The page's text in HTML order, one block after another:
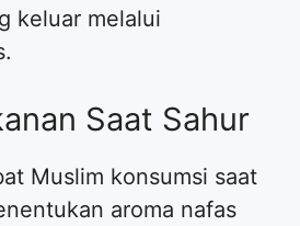
keluar melalui
Saat Sahur
Muslim konsumsi saat
aroma nafas